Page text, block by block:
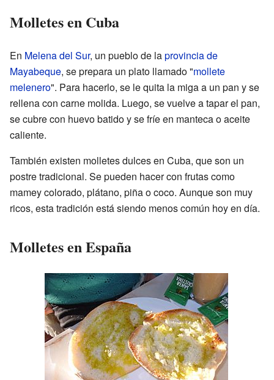
Molletes en Cuba
En Melena del Sur, un pueblo de laprovincia de
Mayabeque, se prepara un plato llamado "mollete
melenero". Para hacerlo, se le quita la miga a un pan y se
rellena con carne molida. Luego, se vuelve a tapar el pan,
se cubre con huevo batido y se fríe en manteca o aceite
caliente.
También existen molletes dulces en Cuba, que son un
postre tradicional. Se pueden hacer con frutas como
mamey colorado, plátano, piña o coco. Aunque son muy
ricos, esta tradición está siendo menos común hoy en día.
Molletes en España